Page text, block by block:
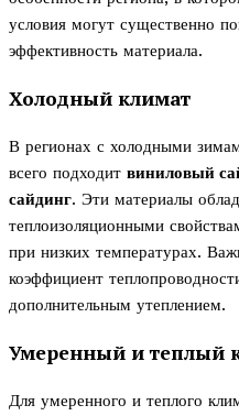
условия могут существенно
эффективность материала.
Холодный климат
В регионах с холодными
всего подходит виниловый
сайдинг. Эти материалы
теплоизоляционными
при низких температурах.
коэффициент
дополнительным утеплением.
Умеренный и теплый
Для умеренного и теплого